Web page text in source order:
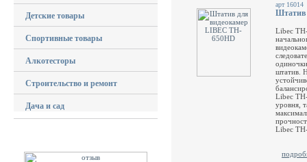
Детские товары
Спортивные товары
Алкотесторы
Строительство и ремонт
Дача и сад
арт 16014
Штатив
Libec
штатив.
Libec
уровня,
Libec